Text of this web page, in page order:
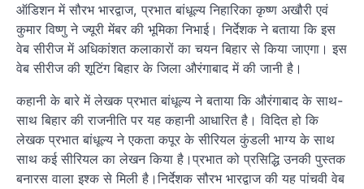
ऑडिशन में सौरभ भारद्वाज, प्रभात बांधूल्य निहारिका कृष्ण अखौरी एवं
कुमार विष्णु ने ज्यूरी मेंबर की भूमिका निभाई। निर्देशक ने बताया कि इस
वेब सीरीज में अधिकांशत कलाकारों का चयन बिहार से किया जाएगा। इस
वेब सीरीज की शूटिंग बिहार के जिला औरंगाबाद में की जानी है।
कहानी के बारे में लेखक प्रभात बांधूल्य ने बताया कि औरंगाबाद के साथ-
साथ बिहार की राजनीति पर यह कहानी आधारित है। विदित हो कि
लेखक प्रभात बांधूल्य ने एकता कपूर के सीरियल कुंडली भाग्य के साथ
साथ कई सीरियल का लेखन किया है।प्रभात को प्रसिद्धि उनकी पुस्तक
बनारस वाला इश्क से मिली है।निर्देशक सौरभ भारद्वाज की यह पांचवी वेब